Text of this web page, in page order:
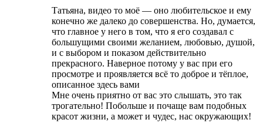
Татьяна, видео то моё — оно любительское и ему
конечно же далеко до совершенства. Но, думается,
что главное у него в том, что я его создавал с
большущими своими желанием, любовью, душой,
и с выбором и показом действительно
прекрасного. Наверное потому у вас при его
просмотре и проявляется всё то доброе и тёплое,
описанное здесь вами
Мне очень приятно от вас это слышать, это так
трогательно! Побольше и почаще вам подобных
красот жизни, а может и чудес, нас окружающих!